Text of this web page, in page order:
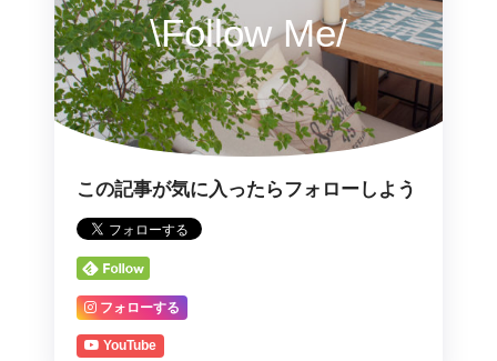
\Follow Me/
この記事が気に入ったらフォローしよう
フォローする
YouTube